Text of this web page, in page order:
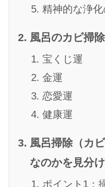
精神的な浄
風呂のカビ掃
宝くじ運
金運
恋愛運
健康運
風呂掃除（カ
なのかを見分
ポイント1：